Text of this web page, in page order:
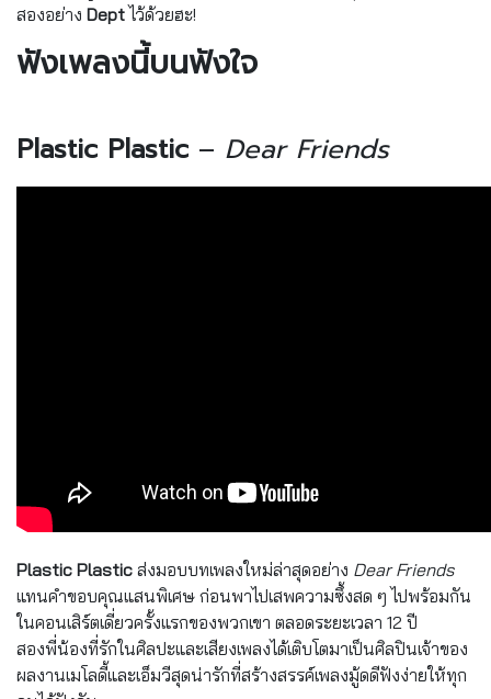
สองอย่าง Deptไว้ด้วยฮะ!
ฟังเพลงนี้บนฟังใจ
Plastic Plastic – Dear Friends
Plastic Plastic ส่งมอบบทเพลงใหม่ล่าสุดอย่าง Dear Friends
แทนคำขอบคุณแสนพิเศษ ก่อนพาไปเสพความซึ้งสด ๆ ไปพร้อมกัน
ในคอนเสิร์ตเดี่ยวครั้งแรกของพวกเขา ตลอดระยะเวลา 12 ปี
สองพี่น้องที่รักในศิลปะและเสียงเพลงได้เติบโตมาเป็นศิลปินเจ้าของ
ผลงานเมโลดี้และเอ็มวีสุดน่ารักที่สร้างสรรค์เพลงมู้ดดีฟังง่ายให้ทุก